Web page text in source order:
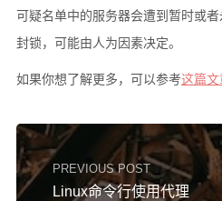
可疑名单中的服务器会遭到暂时或
封锁，可能由人为因素决定。
如果你想了解更多，可以参考这篇文
PREVIOUS POST
Linux命令行使用代理
邻居
留言
归档